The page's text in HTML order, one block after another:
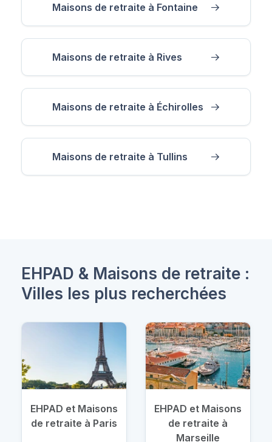
Maisons de retraite à Fontaine
Maisons de retraite à Rives
Maisons de retraite à Échirolles
Maisons de retraite à Tullins
EHPAD & Maisons de retraite :
Villes les plus recherchées
EHPAD et Maisons
de retraite à Paris
EHPAD et Maisons
de retraite à
Marseille